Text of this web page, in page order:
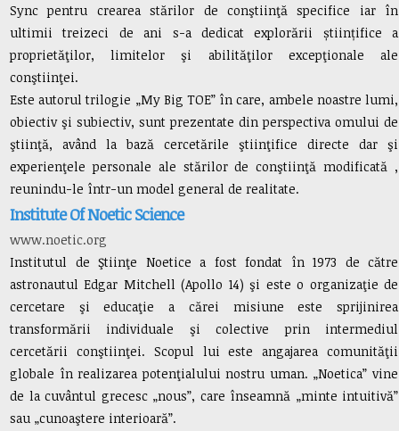
Sync pentru crearea stărilor de conştiinţă specifice iar în
ultimii treizeci de ani s-a dedicat explorării științifice a
proprietăţilor, limitelor şi abilităţilor excepţionale ale
conştiinţei.
Este autorul trilogie „My Big TOE” în care, ambele noastre lumi,
obiectiv şi subiectiv, sunt prezentate din perspectiva omului de
ştiinţă, având la bază cercetările ştiinţifice directe dar şi
experienţele personale ale stărilor de conştiinţă modificată ,
reunindu-le într-un model general de realitate.
Institute Of Noetic Science
www.noetic.org
Institutul de Ştiinţe Noetice a fost fondat în 1973 de către
astronautul Edgar Mitchell (Apollo 14) şi este o organizaţie de
cercetare şi educaţie a cărei misiune este sprijinirea
transformării individuale şi colective prin intermediul
cercetării conştiinţei. Scopul lui este angajarea comunităţii
globale în realizarea potenţialului nostru uman. „Noetica” vine
de la cuvântul grecesc „nous”, care înseamnă „minte intuitivă”
sau „cunoaştere interioară”.